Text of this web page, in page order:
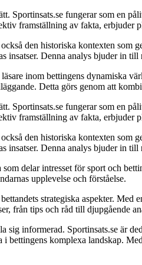
Sportinsats.se fungerar som en
framställning av fakta, erbjuder
den historiska kontexten som
insatser. Denna analys bjuder in
inom bettingens dynamiska
Detta görs genom att
Sportinsats.se fungerar som en
framställning av fakta, erbjuder
den historiska kontexten som
insatser. Denna analys bjuder in
delar intresset för sport och
upplevelse och förståelse.
strategiska aspekter.
från tips och råd till djupgående
informerad. Sportinsats.se är
komplexa landskap.